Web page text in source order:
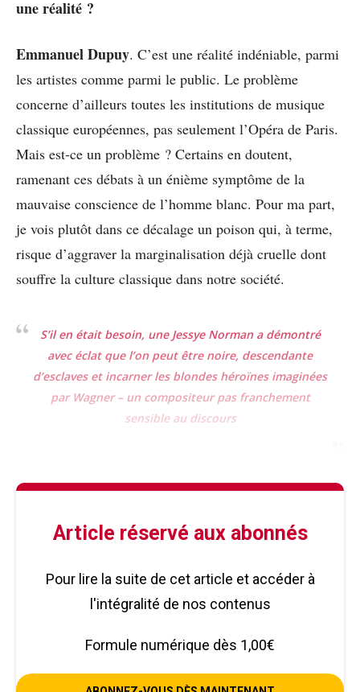
une réalité ?
Emmanuel Dupuy. C’est une réalité indéniable, parmi
les artistes comme parmi le public. Le problème
concerne d’ailleurs toutes les institutions de musique
classique européennes, pas seulement l’Opéra de Paris.
Mais est-ce un problème ? Certains en doutent,
ramenant ces débats à un énième symptôme de la
mauvaise conscience de l’homme blanc. Pour ma part,
je vois plutôt dans ce décalage un poison qui, à terme,
risque d’aggraver la marginalisation déjà cruelle dont
souffre la culture classique dans notre société.
S’il en était besoin, une Jessye Norman a démontré
avec éclat que l’on peut être noire, descendante
d’esclaves et incarner les blondes héroïnes imaginées
par Wagner – un compositeur pas franchement
sensible au discours
Article réservé aux abonnés
Pour lire la suite de cet article et accéder à
l'intégralité de nos contenus
Formule numérique dès 1,00€